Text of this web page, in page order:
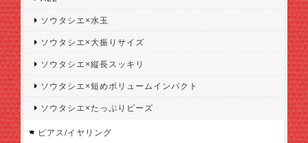
ソウタシエ×水玉
ソウタシエ×大振りサイズ
ソウタシエ×縦長スッキリ
ソウタシエ×短めボリュームインパクト
ソウタシエ×たっぷりビーズ
ピアス/イヤリング